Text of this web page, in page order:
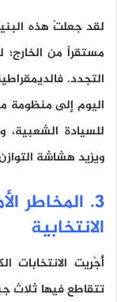
لقد جعلتْ هذه
مستقراً من
التجدد.
اليوم إلى منظومة
للسيادة الشعبية،
ويزيد هشاشة
3. المخاطر
الانتخابية
أُجْرِيت الانتخابات
تتقاطع فيها ثلاث